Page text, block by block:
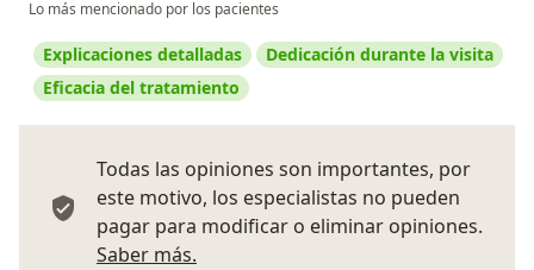
Lo más mencionado por los pacientes
Explicaciones detalladas
Dedicación durante la visita
Eficacia del tratamiento
Todas las opiniones son importantes, por
este motivo, los especialistas no pueden
pagar para modificar o eliminar opiniones.
Saber más.